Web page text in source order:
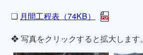
❏ 月間工程表（74KB）
❖ 写真をクリックすると拡大します。